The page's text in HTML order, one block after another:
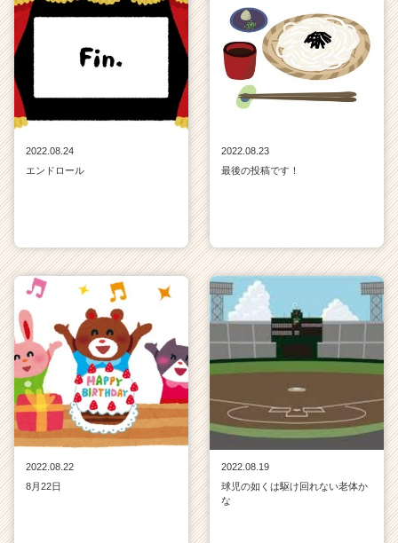
2022.08.24
エンドロール
2022.08.23
最後の投稿です！
2022.08.22
8月22日
2022.08.19
球児の如くは駆け回れない老体か
な